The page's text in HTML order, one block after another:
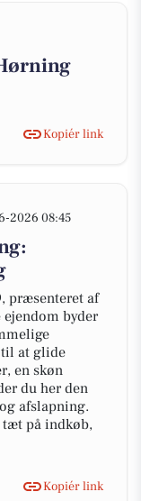
Kopiér link
2026 08:45
præsenteret af
byder
til at glide
en skøn
du her den
afslapning.
tæt på indkøb,
Kopiér link